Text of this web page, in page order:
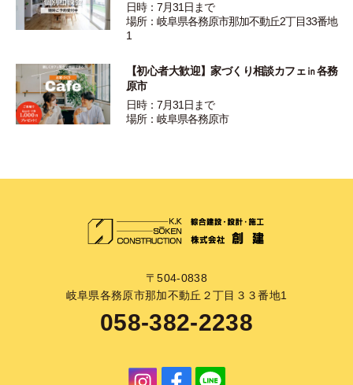
日時：7月31日まで
場所：岐阜県各務原市那加不動丘2丁目33番地
1
【初心者大歓迎】家づくり相談カフェ㏌各務
原市
日時：7月31日まで
場所：岐阜県各務原市
〒504-0838
岐阜県各務原市那加不動丘２丁目３３番地1
058-382-2238